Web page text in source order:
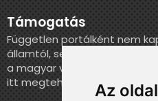
Az
Támogatás
Független portálként nem
államtól, sem más
a magyar válogatott
itt megteheted.